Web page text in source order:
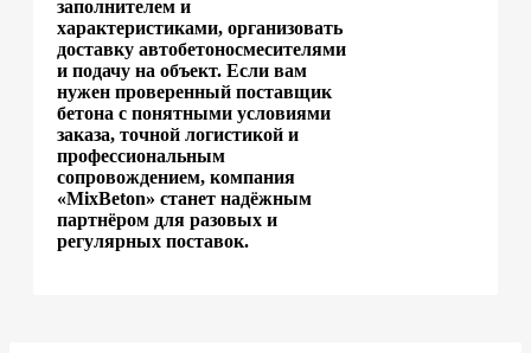
заполнителем и
характеристиками, организовать
доставку автобетоносмесителями
и подачу на объект. Если вам
нужен проверенный поставщик
бетона с понятными условиями
заказа, точной логистикой и
профессиональным
сопровождением, компания
«MixBeton» станет надёжным
партнёром для разовых и
регулярных поставок.